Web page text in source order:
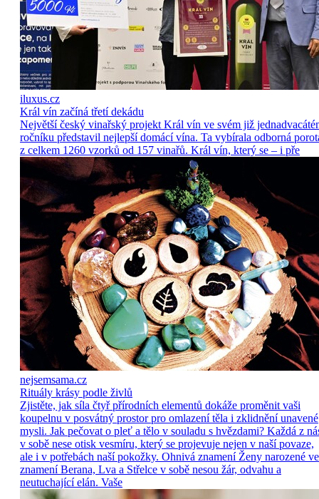
iluxus.cz
Král vín začíná třetí dekádu
Největší český vinařský projekt Král vín ve svém již
ročníku představil nejlepší domácí vína. Ta vybírala odborná
z celkem 1260 vzorků od 157 vinařů. Král vín, který se – i pře
nejsemsama.cz
Rituály krásy podle živlů
Zjistěte, jak síla čtyř přírodních elementů dokáže proměnit vaši
koupelnu v posvátný prostor pro omlazení těla i zklidnění unavené
mysli. Jak pečovat o pleť a tělo v souladu s hvězdami? Každá z
v sobě nese otisk vesmíru, který se projevuje nejen v naší povaze,
ale i v potřebách naší pokožky. Ohnivá znamení Ženy narozené ve
znamení Berana, Lva a Střelce v sobě nesou žár, odvahu a
neutuchající elán. Vaše